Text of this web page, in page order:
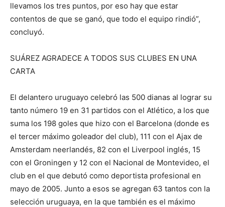
llevamos los tres puntos, por eso hay que estar
contentos de que se ganó, que todo el equipo rindió”,
concluyó.
SUÁREZ AGRADECE A TODOS SUS CLUBES EN UNA
CARTA
El delantero uruguayo celebró las 500 dianas al lograr su
tanto número 19 en 31 partidos con el Atlético, a los que
suma los 198 goles que hizo con el Barcelona (donde es
el tercer máximo goleador del club), 111 con el Ajax de
Amsterdam neerlandés, 82 con el Liverpool inglés, 15
con el Groningen y 12 con el Nacional de Montevideo, el
club en el que debutó como deportista profesional en
mayo de 2005. Junto a esos se agregan 63 tantos con la
selección uruguaya, en la que también es el máximo